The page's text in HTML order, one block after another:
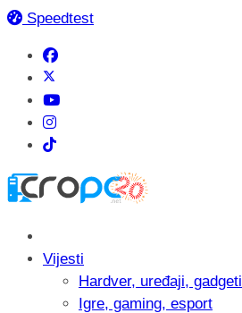
Speedtest
Vijesti
Hardver, uređaji, gadgeti
Igre, gaming, esport